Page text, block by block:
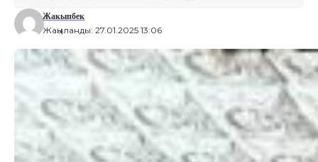
Жаңыланды: 27.01.2025 13:06
Жакыпбек